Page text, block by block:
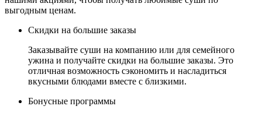
выгодным ценам.
Скидки на большие заказы
Заказывайте суши на компанию или для семейного
ужина и получайте скидки на большие заказы. Это
отличная возможность сэкономить и насладиться
вкусными блюдами вместе с близкими.
Бонусные программы